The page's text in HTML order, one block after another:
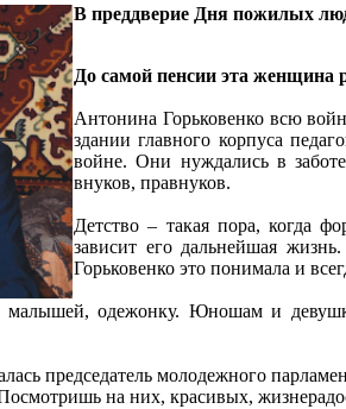
В преддверие Дня пожилых
До самой пенсии эта женщина
Антонина Горьковенко всю
здании главного корпуса
войне. Они нуждались в
внуков, правнуков.
Детство – такая пора, когда
зависит его дальнейшая
Горьковенко это понимала и
одежонку. Юношам и
председатель молодежного
на них, красивых,